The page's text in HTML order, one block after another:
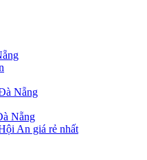
Nẵng
Nẵng
An giá rẻ nhất